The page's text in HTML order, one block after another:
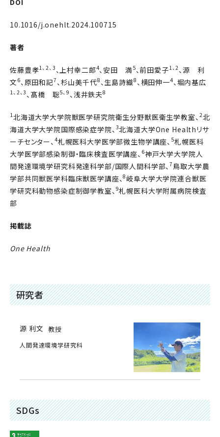
10.1016/j.onehlt.2024.100715
著者
佐藤豊孝1、2、3 、上村幸二郎4、安田 満5、前田愛子1、2、源 利
文 6、原田和記7 、杉山美千代8 、生島詩織8 、横田伸一4、堀内基広
1、2、3 、髙橋 聡5、9 、浅井鉄夫8
1北海道大学大学院獣医学研究院衛生分野獣医衛生学教室、 2北
海道大学大学院国際感染症学院、 3北海道大学One Healthリサ
ーチセンター、 4札幌医科大学医学部微生物学講座、 5札幌医科
大学医学部感染制御・臨床検査医学講座、 6神戸大学大学院人
間発達環境学研究科発達科学部/国際人間科学部、7 鳥取大学農
学部共同獣医学科臨床獣医学講座、8 岐阜大学大学院連合獣医
学研究科動物感染症制御学教室、 9札幌医科大学附属病院検査
部
掲載誌
One Health
研究者
源 利文 教授
人間発達環境学研究科
SDGs